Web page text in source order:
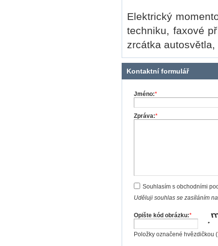
Elektrický
techniku, faxové
zrcátka
Kontaktní formulář
Jméno:*
Zpráva:*
Souhlasím s obchodními
Uděluji souhlas se zasíláním
Opište kód obrázku:*
Položky označené hvězdičkou (